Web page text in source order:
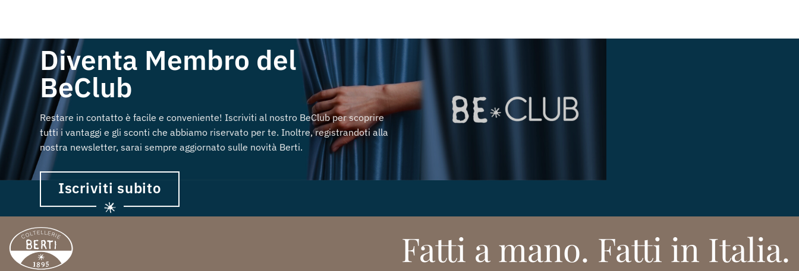
Diventa Membro del
BeClub
Restare in contatto è facile e conveniente! Iscriviti al nostro BeClub per scoprire
tutti i vantaggi e gli sconti che abbiamo riservato per te. Inoltre, registrandoti alla
nostra newsletter, sarai sempre aggiornato sulle novità Berti.
Iscriviti subito
Fatti a mano. Fatti in Italia.